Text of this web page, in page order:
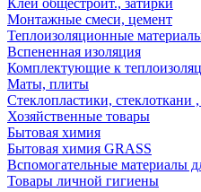
Клеи общестроит., затирки
Монтажные смеси, цемент
Теплоизоляционные
Вспененная изоляция
Комплектующие к
Маты, плиты
Стеклопластики,
Хозяйственные товары
Бытовая химия
Бытовая химия GRASS
Вспомогательные материалы
Товары личной гигиены